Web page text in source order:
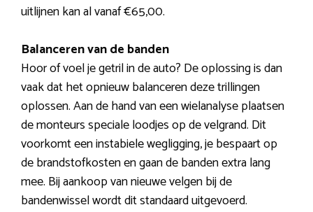
uitlijnen kan al vanaf €65,00.
Balanceren van de banden
Hoor of voel je getril in de auto? De oplossing is dan
vaak dat het opnieuw balanceren deze trillingen
oplossen. Aan de hand van een wielanalyse plaatsen
de monteurs speciale loodjes op de velgrand. Dit
voorkomt een instabiele wegligging, je bespaart op
de brandstofkosten en gaan de banden extra lang
mee. Bij aankoop van nieuwe velgen bij de
bandenwissel wordt dit standaard uitgevoerd.